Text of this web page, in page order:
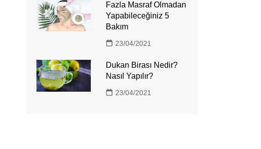
Fazla Masraf Olmadan
Yapabileceğiniz 5
Bakım
23/04/2021
Dukan Birası Nedir?
Nasıl Yapılır?
23/04/2021